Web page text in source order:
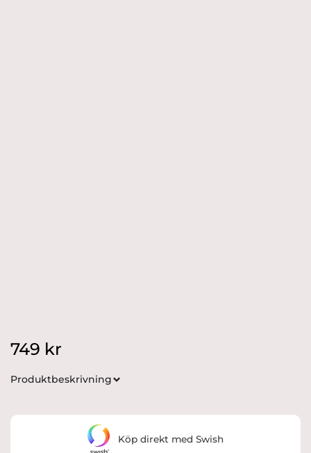
749 kr
Produktbeskrivning
Köp direkt med Swish